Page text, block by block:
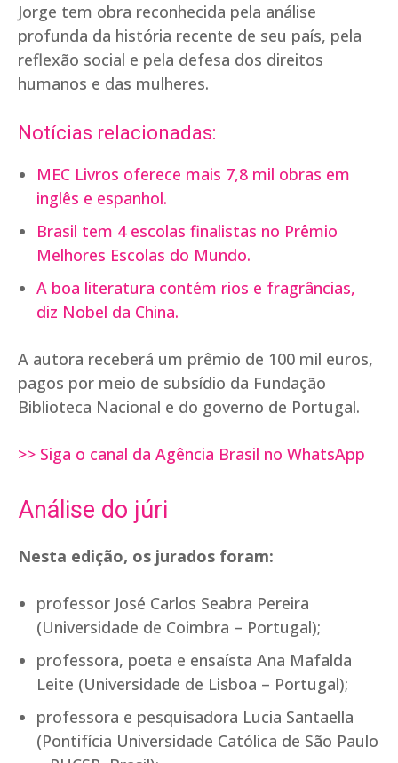
Jorge tem obra reconhecida pela análise
profunda da história recente de seu país, pela
reflexão social e pela defesa dos direitos
humanos e das mulheres.
Notícias relacionadas:
MEC Livros oferece mais 7,8 mil obras em
inglês e espanhol.
Brasil tem 4 escolas finalistas no Prêmio
Melhores Escolas do Mundo.
A boa literatura contém rios e fragrâncias,
diz Nobel da China.
A autora receberá um prêmio de 100 mil euros,
pagos por meio de subsídio da Fundação
Biblioteca Nacional e do governo de Portugal.
>> Siga o canal da Agência Brasil no WhatsApp
Análise do júri
Nesta edição, os jurados foram:
professor José Carlos Seabra Pereira
(Universidade de Coimbra – Portugal);
professora, poeta e ensaísta Ana Mafalda
Leite (Universidade de Lisboa – Portugal);
professora e pesquisadora Lucia Santaella
(Pontifícia Universidade Católica de São Paulo